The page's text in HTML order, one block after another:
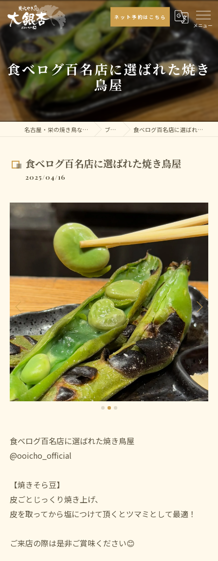
ネット予約はこちら
食べログ百名店に選ばれた焼き
鳥屋
名古屋・栄の焼き鳥なら大銀杏 ブログ 食べログ百名店に選ばれた焼き鳥屋
食べログ百名店に選ばれた焼き鳥屋
2025/04/16
食べログ百名店に選ばれた焼き鳥屋
@ooicho_official
【焼きそら豆】
皮ごとじっくり焼き上げ、
皮を取ってから塩につけて頂くとツマミとして最適！
ご来店の際は是非ご賞味ください😊